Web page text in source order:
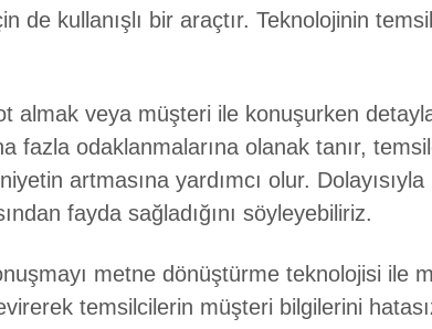
de kullanışlı bir araçtır. Teknolojinin
almak veya müşteri ile konuşurken
fazla odaklanmalarına olanak tanır,
artmasına yardımcı olur.
fayda sağladığını söyleyebiliriz.
metne dönüştürme teknolojisi ile
temsilcilerin müşteri bilgilerini